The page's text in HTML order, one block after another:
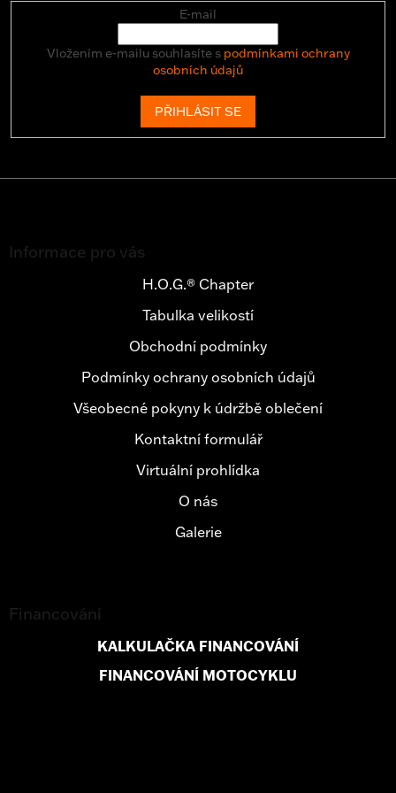
E-mail
Vložením e-mailu souhlasíte s podmínkami ochrany
osobních údajů
PŘIHLÁSIT SE
Informace pro vás
H.O.G.® Chapter
Tabulka velikostí
Obchodní podmínky
Podmínky ochrany osobních údajů
Všeobecné pokyny k údržbě oblečení
Kontaktní formulář
Virtuální prohlídka
O nás
Galerie
Financování
KALKULAČKA FINANCOVÁNÍ
FINANCOVÁNÍ MOTOCYKLU